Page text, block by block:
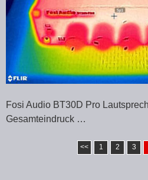
Fosi Audio BT30D Pro
Gesamteindruck …
<< 1 2 3